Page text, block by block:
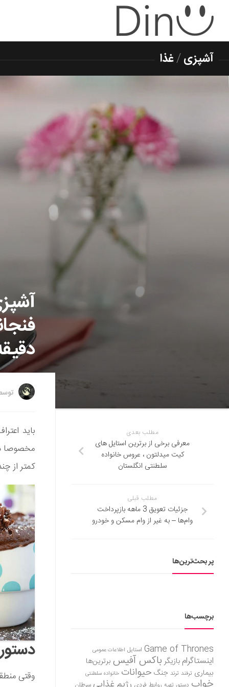
آشپزی/غذا
باید
مخصوصا
کمتر از
وقتی
مطلب بعدی
معرفی برخی از برترین استایل های
کیت میدلتون ، عروس خانواده
سلطنتی انگلستان
مطلب قبلی
جزئیات تعویق 3 ماهه بازپرداخت
وام‌ها – به غیر از وام مسکن و خودرو
پر بحث‌ترین‌ها
برچسب‌ها
Game of Thrones استایل اطلاعات عمومی
اینستاگرام بازیگر باکس آفیس برترین‌ها
بیماری ترفند ترند جنگ حیوانات خانواده سلطنتی